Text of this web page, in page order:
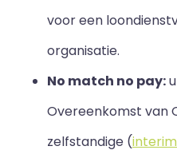
voor een
organisatie.
No match no pay:
Overeenkomst van
zelfstandige (